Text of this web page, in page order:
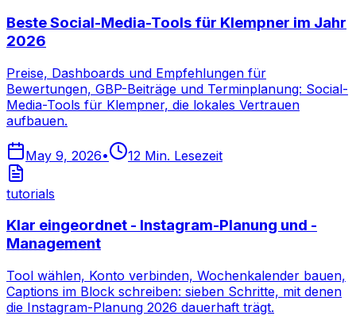
Beste Social-Media-Tools für Klempner im Jahr
2026
Preise, Dashboards und Empfehlungen für
Bewertungen, GBP-Beiträge und Terminplanung: Social-
Media-Tools für Klempner, die lokales Vertrauen
aufbauen.
May 9, 2026• 12 Min. Lesezeit
tutorials
Klar eingeordnet - Instagram-Planung und -
Management
Tool wählen, Konto verbinden, Wochenkalender bauen,
Captions im Block schreiben: sieben Schritte, mit denen
die Instagram-Planung 2026 dauerhaft trägt.